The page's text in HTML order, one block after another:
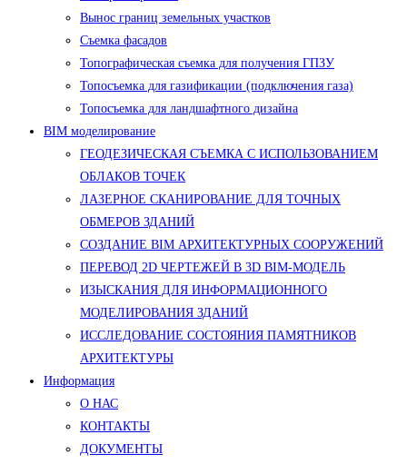
Вынос границ земельных участков
Съемка фасадов
Топографическая съемка для получения ГПЗУ
Топосъемка для газификации (подключения газа)
Топосъемка для ландшафтного дизайна
BIM моделирование
ГЕОДЕЗИЧЕСКАЯ СЪЕМКА С ИСПОЛЬЗОВАНИЕМ
ОБЛАКОВ ТОЧЕК
ЛАЗЕРНОЕ СКАНИРОВАНИЕ ДЛЯ ТОЧНЫХ
ОБМЕРОВ ЗДАНИЙ
СОЗДАНИЕ BIM АРХИТЕКТУРНЫХ СООРУЖЕНИЙ
ПЕРЕВОД 2D ЧЕРТЕЖЕЙ В 3D BIM-МОДЕЛЬ
ИЗЫСКАНИЯ ДЛЯ ИНФОРМАЦИОННОГО
МОДЕЛИРОВАНИЯ ЗДАНИЙ
ИССЛЕДОВАНИЕ СОСТОЯНИЯ ПАМЯТНИКОВ
АРХИТЕКТУРЫ
Информация
О НАС
КОНТАКТЫ
ДОКУМЕНТЫ